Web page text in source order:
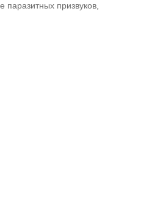
призвуков,